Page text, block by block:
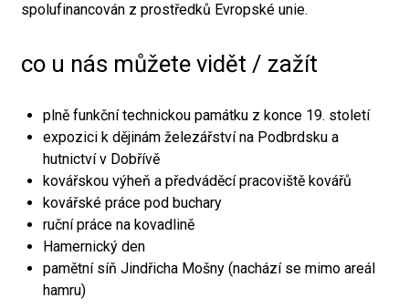
spolufinancován z prostředků Evropské unie.
co u nás můžete vidět / zažít
plně funkční technickou památku z konce 19. století
expozici k dějinám železářství na Podbrdsku a
hutnictví v Dobřívě
kovářskou výheň a předváděcí pracoviště kovářů
kovářské práce pod buchary
ruční práce na kovadlině
Hamernický den
pamětní síň Jindřicha Mošny (nachází se mimo areál
hamru)